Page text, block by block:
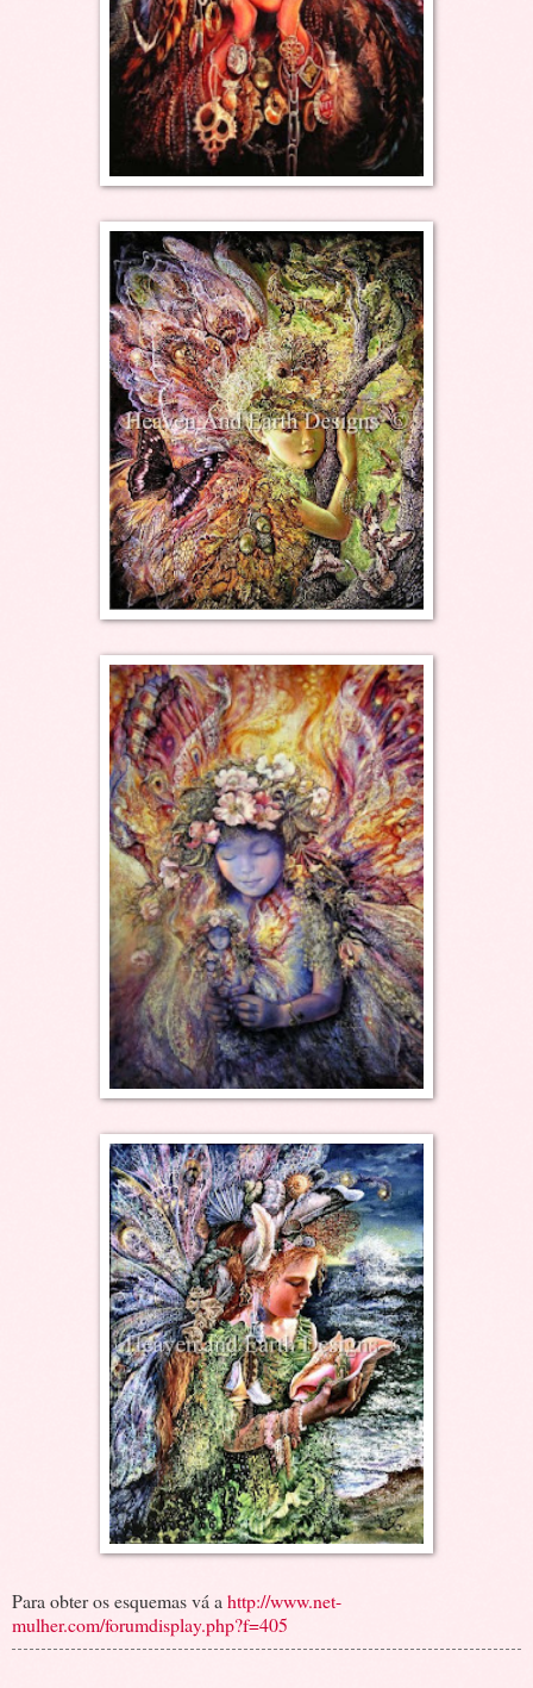
Para obter os esquemas vá a http://www.net-
mulher.com/forumdisplay.php?f=405